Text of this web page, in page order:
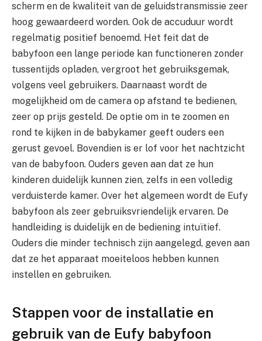
scherm en de kwaliteit van de geluidstransmissie zeer
hoog gewaardeerd worden. Ook de accuduur wordt
regelmatig positief benoemd. Het feit dat de
babyfoon een lange periode kan functioneren zonder
tussentijds opladen, vergroot het gebruiksgemak,
volgens veel gebruikers. Daarnaast wordt de
mogelijkheid om de camera op afstand te bedienen,
zeer op prijs gesteld. De optie om in te zoomen en
rond te kijken in de babykamer geeft ouders een
gerust gevoel. Bovendien is er lof voor het nachtzicht
van de babyfoon. Ouders geven aan dat ze hun
kinderen duidelijk kunnen zien, zelfs in een volledig
verduisterde kamer. Over het algemeen wordt de Eufy
babyfoon als zeer gebruiksvriendelijk ervaren. De
handleiding is duidelijk en de bediening intuïtief.
Ouders die minder technisch zijn aangelegd, geven aan
dat ze het apparaat moeiteloos hebben kunnen
instellen en gebruiken.
Stappen voor de installatie en
gebruik van de Eufy babyfoon